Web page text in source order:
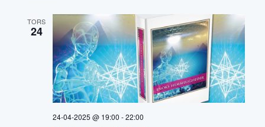
TORS
24
24-04-2025 @ 19:00 -22:00